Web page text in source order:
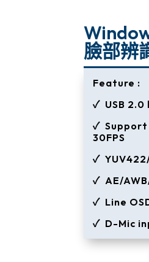
臉部辨
Feature :
✓ USB 2.0
✓ Support
30FPS
✓
✓ AE/
✓ Line
✓ D-Mic